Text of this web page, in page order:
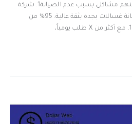
غسالات. بينما يواجه 60% منهم مشاكل بسبب عدم الصيانة1. شركة
Spin Tech تقدم خدمات صيانة غسالات بجدة بثقة عالية. 95% من